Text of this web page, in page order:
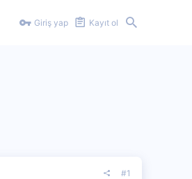
Giriş yap Kayıt ol
#1